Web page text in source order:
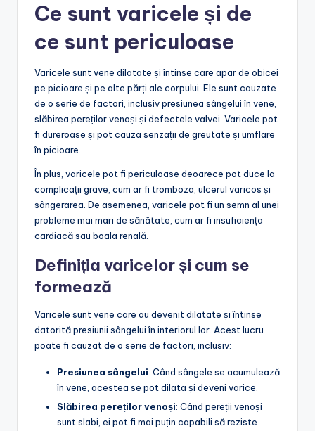
Ce sunt varicele și de
ce sunt periculoase
Varicele sunt vene dilatate și întinse care apar de obicei
pe picioare și pe alte părți ale corpului. Ele sunt cauzate
de o serie de factori, inclusiv presiunea sângelui în vene,
slăbirea pereților venoși și defectele valvei. Varicele pot
fi dureroase și pot cauza senzații de greutate și umflare
în picioare.
În plus, varicele pot fi periculoase deoarece pot duce la
complicații grave, cum ar fi tromboza, ulcerul varicos și
sângerarea. De asemenea, varicele pot fi un semn al unei
probleme mai mari de sănătate, cum ar fi insuficiența
cardiacă sau boala renală.
Definiția varicelor și cum se
formează
Varicele sunt vene care au devenit dilatate și întinse
datorită presiunii sângelui în interiorul lor. Acest lucru
poate fi cauzat de o serie de factori, inclusiv:
Presiunea sângelui: Când sângele se acumulează
în vene, acestea se pot dilata și deveni varice.
Slăbirea pereților venoși: Când pereții venoși
sunt slabi, ei pot fi mai puțin capabili să reziste